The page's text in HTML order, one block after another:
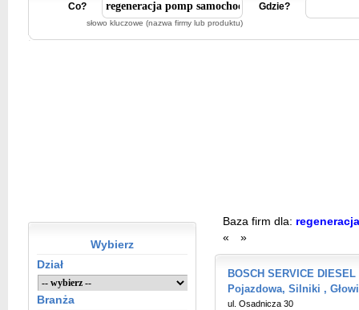
Co?
słowo kluczowe (nazwa firmy lub produktu)
Gdzie?
Wybierz
Dział
Branża
Baza firm dla:
«
»
BOSCH SERVICE
Pojazdowa, Silniki ,
ul. Osadnicza 30